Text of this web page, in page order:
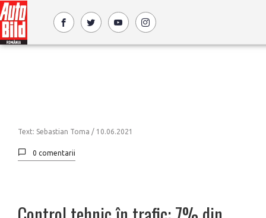
Text: Sebastian Toma / 10.06.2021
0 comentarii